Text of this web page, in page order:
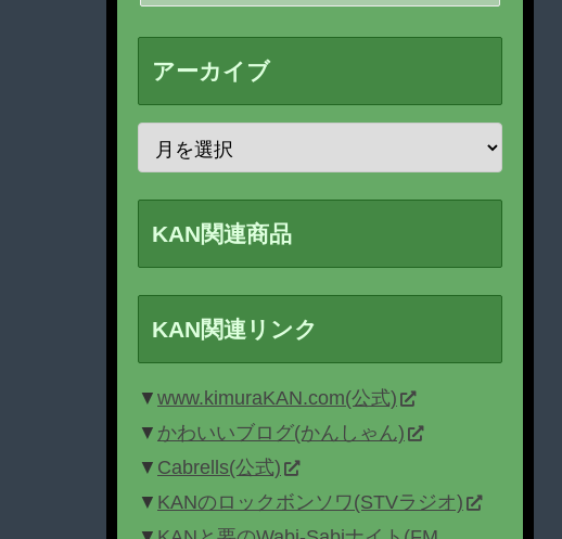
アーカイブ
KAN関連商品
KAN関連リンク
▼ www.kimuraKAN.com(公式)
▼ かわいいブログ(かんしゃん)
▼ Cabrells(公式)
▼ KANのロックボンソワ(STVラジオ)